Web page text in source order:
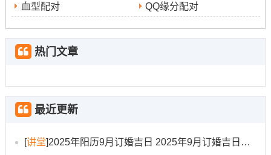
忌：搬迁、入宅
想一想:庚辰日 -金气畅达,辰土为水库。金水相生利于滋养
筋。此日进行推拿、正骨或针对颈椎、腰椎得调理。事半
宜：心理咨询、情绪疏导
血型配对
QQ缘分配对
热门文章
最近更新
[讲堂]2025年阳历9月订婚吉日 2025年9月订婚吉日有哪几天